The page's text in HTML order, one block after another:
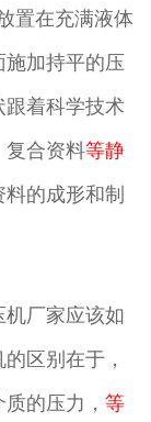
置在充满液体
加持平的压
跟着科学技术
复合资料等静
的成形和制
厂家应该如
区别在于，
的压力， 等